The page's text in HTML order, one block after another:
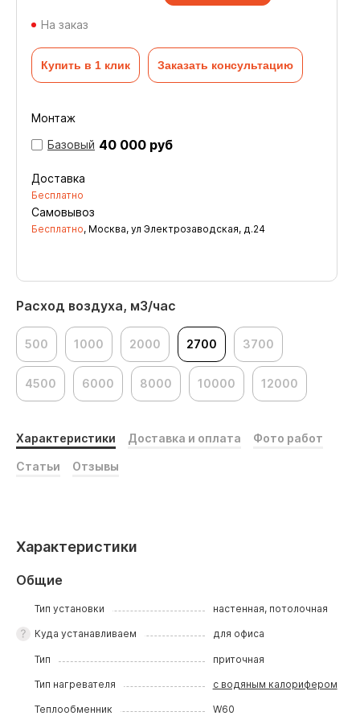
Расход воздуха, м3/час
500 1000 2000 2700 3700
4500 6000 8000 10000 12000
На заказ
Купить в 1 клик Заказать консультацию
Монтаж
Базовый 40 000 руб
Доставка
Бесплатно
Самовывоз
Бесплатно, Москва, ул Электрозаводская, д.24
Характеристики Доставка и оплата Фото работ
Статьи Отзывы
Характеристики
Общие
Тип установки настенная, потолочная
Куда устанавливаем для офиса
Тип приточная
Тип нагревателя с водяным калорифером
Теплообменник W60